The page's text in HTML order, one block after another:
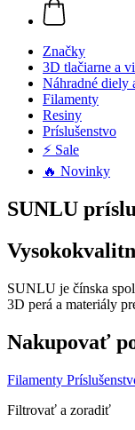
Značky
3D tlačiarne a
Náhradné diely
Filamenty
Resiny
Príslušenstvo
⚡ Sale
🔥 Novinky
SUNLU
SUNLU je čínska
3D perá a materiály
Nakupovať
Filamenty
Filtrovať a zoradiť